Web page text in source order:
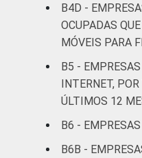
B4D -
OCUPADAS
MÓVEIS PARA
B5 -
INTERNET,
ÚLTIMOS 12
B6 -
B6B -